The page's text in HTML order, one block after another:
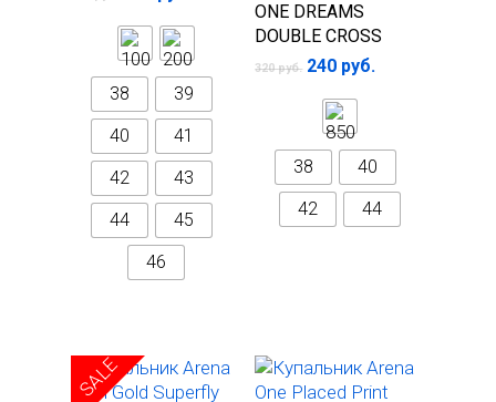
38
39
40
41
42
43
44
45
46
параметры
ONE DREAMS
DOUBLE CROSS
320руб. 240 руб.
38
40
42
44
SALE